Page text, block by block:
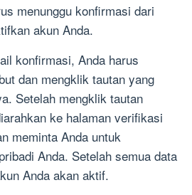
menunggu konfirmasi dari
akun Anda.
konfirmasi, Anda harus
dan mengklik tautan yang
Setelah mengklik tautan
ke halaman verifikasi
meminta Anda untuk
Anda. Setelah semua data
Anda akan aktif.